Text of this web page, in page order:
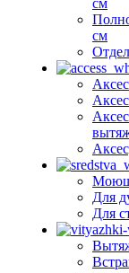
см
см
Для
Для